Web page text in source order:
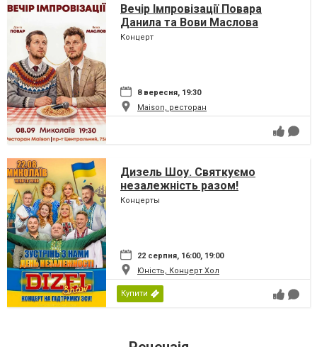
Вечір Імпровізації Повара
Данила та Вови Маслова
Концерт
8 вересня, 19:30
Maison, ресторан
Дизель Шоу. Святкуємо
незалежність разом!
Концерты
22 серпня, 16:00, 19:00
Юність, Концерт Хол
Купити